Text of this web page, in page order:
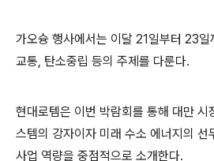
가오슝 행사에서는 이달 21일부터 23일
교통, 탄소중립 등의 주제를 다룬다.
현대로템은 이번 박람회를 통해 대만 시
스템의 강자이자 미래 수소 에너지의 선
사업 역량을 중점적으로 소개한다.